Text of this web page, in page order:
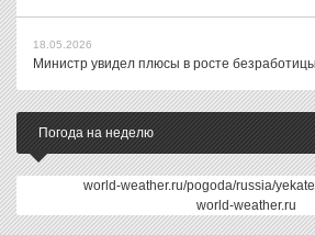
18.05.2026
Министр увидел плюсы в росте безработицы
Погода на неделю
world-weather.ru/pogoda/russia/
world-weather.ru